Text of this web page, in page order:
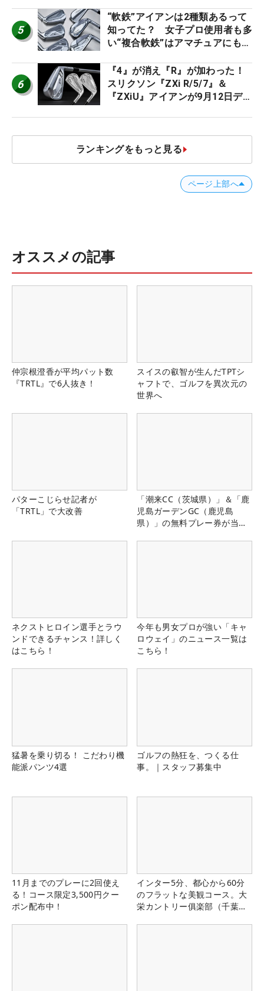
5
“軟鉄”アイアンは2種類あるって
知ってた？ 女子プロ使用者も多
い“複合軟鉄”はアマチュアにもオ
6
『4』が消え『R』が加わった！
スリクソン『ZXi R/5/7』＆
『ZXiU』アイアンが9月12日デ
ランキングをもっと見る
ページ上部へ
オススメの記事
仲宗根澄香が平均パット数
『TRTL』で6人抜き！
スイスの叡智が生んだTPTシ
ャフトで、ゴルフを異次元の
世界へ
パターこじらせ記者が
「TRTL」で大改善
「潮来CC（茨城県）」＆「鹿
児島ガーデンGC（鹿児島
県）」の無料プレー券が当た
ネクストヒロイン選手とラウ
ンドできるチャンス！詳しく
はこちら！
今年も男女プロが強い「キャ
ロウェイ」のニュース一覧は
こちら！
猛暑を乗り切る！ こだわり機
能派パンツ4選
ゴルフの熱狂を、つくる仕
事。｜スタッフ募集中
11月までのプレーに2回使え
る！コース限定3,500円クー
ポン配布中！
インター5分、都心から60分
のフラットな美観コース。大
栄カントリー俱楽部（千葉